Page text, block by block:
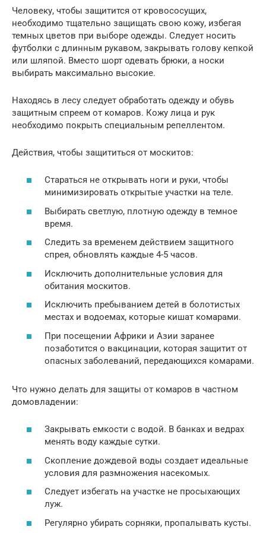
Человеку, чтобы защитится от кровососущих,
необходимо тщательно защищать свою кожу, избегая
темных цветов при выборе одежды. Следует носить
футболки с длинным рукавом, закрывать голову кепкой
или шляпой. Вместо шорт одевать брюки, а носки
выбирать максимально высокие.
Находясь в лесу следует обработать одежду и обувь
защитным спреем от комаров. Кожу лица и рук
необходимо покрыть специальным репеллентом.
Действия, чтобы защититься от москитов:
Стараться не открывать ноги и руки, чтобы
минимизировать открытые участки на теле.
Выбирать светлую, плотную одежду в темное
время.
Следить за временем действием защитного
спрея, обновлять каждые 4-5 часов.
Исключить дополнительные условия для
обитания москитов.
Исключить пребыванием детей в болотистых
местах и водоемах, которые кишат комарами.
При посещении Африки и Азии заранее
позаботится о вакцинации, которая защитит от
опасных заболеваний, передающихся комарами.
Что нужно делать для защиты от комаров в частном
домовладении:
Закрывать емкости с водой. В банках и ведрах
менять воду каждые сутки.
Скопление дождевой воды создает идеальные
условия для размножения насекомых.
Следует избегать на участке не просыхающих
луж.
Регулярно убирать сорняки, пропалывать кусты.